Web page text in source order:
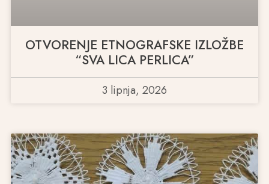
OTVORENJE ETNOGRAFSKE IZLOŽBE
“SVA LICA PERLICA”
3 lipnja, 2026